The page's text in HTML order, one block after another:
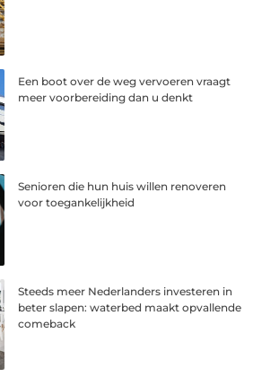
Een boot over de weg vervoeren vraagt
meer voorbereiding dan u denkt
Senioren die hun huis willen renoveren
voor toegankelijkheid
Steeds meer Nederlanders investeren in
beter slapen: waterbed maakt opvallende
comeback